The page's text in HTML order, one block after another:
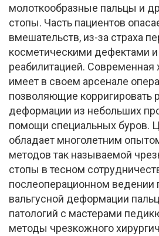
молоткообразные пальцы и
стопы. Часть пациентов
вмешательств, из-за страха
косметическими дефектами
реабилитацией. Современная
имеет в своем арсенале
позволяющие корригировать
деформации из небольших
помощи специальных буров.
обладает многолетним
методов так называемой
стопы в тесном
послеоперационном ведении
вальгусной деформации
патологий с мастерами
методы чрезкожного